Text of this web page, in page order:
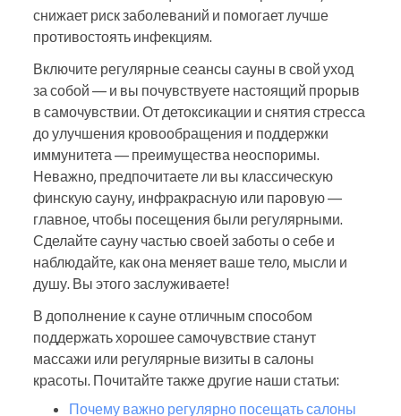
снижает риск заболеваний и помогает лучше
противостоять инфекциям.
Включите регулярные сеансы сауны в свой уход
за собой — и вы почувствуете настоящий прорыв
в самочувствии. От детоксикации и снятия стресса
до улучшения кровообращения и поддержки
иммунитета — преимущества неоспоримы.
Неважно, предпочитаете ли вы классическую
финскую сауну, инфракрасную или паровую —
главное, чтобы посещения были регулярными.
Сделайте сауну частью своей заботы о себе и
наблюдайте, как она меняет ваше тело, мысли и
душу. Вы этого заслуживаете!
В дополнение к сауне отличным способом
поддержать хорошее самочувствие станут
массажи или регулярные визиты в салоны
красоты. Почитайте также другие наши статьи:
Почему важно регулярно посещать салоны